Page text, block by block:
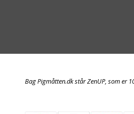
Bag Pigmåtten.dk står ZenUP, som er